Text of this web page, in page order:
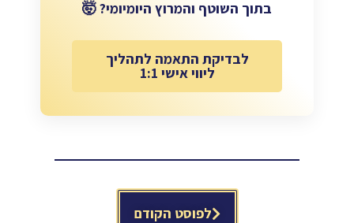
בתוך השוטף והמרוץ היומיומי? 🤯
לבדיקת התאמה לתהליך
ליווי אישי 1:1
לפוסט הקודם